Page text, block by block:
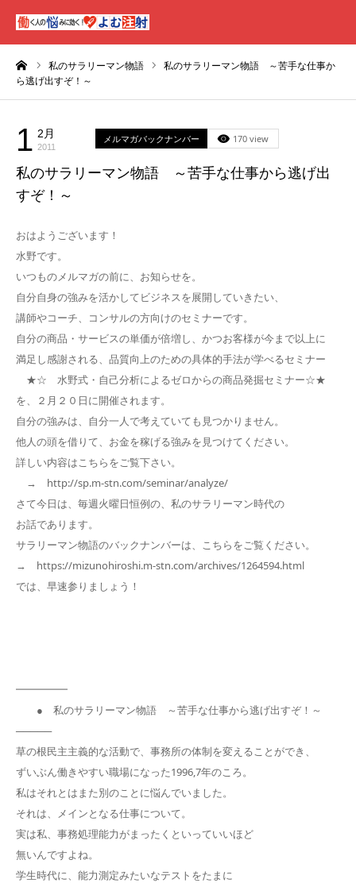
私のサラリーマン物語
私のサラリーマン物語 ～苦手な仕事か
ら逃げ出すぞ！～
1 2月
2011
メルマガバックナンバー 170 view
私のサラリーマン物語 ～苦手な仕事から逃げ出
すぞ！～
おはようございます！
水野です。
いつものメルマガの前に、お知らせを。
自分自身の強みを活かしてビジネスを展開していきたい、
講師やコーチ、コンサルの方向けのセミナーです。
自分の商品・サービスの単価が倍増し、かつお客様が今まで以上に
満足し感謝される、品質向上のための具体的手法が学べるセミナー
★☆ 水野式・自己分析によるゼロからの商品発掘セミナー☆★
を、２月２０日に開催されます。
自分の強みは、自分一人で考えていても見つかりません。
他人の頭を借りて、お金を稼げる強みを見つけてください。
詳しい内容はこちらをご覧下さい。
→ http://sp.m-stn.com/seminar/analyze/
さて今日は、毎週火曜日恒例の、私のサラリーマン時代の
お話であります。
サラリーマン物語のバックナンバーは、こちらをご覧ください。
→ https://mizunohiroshi.m-stn.com/archives/1264594.html
では、早速参りましょう！
━━━━━
● 私のサラリーマン物語 ～苦手な仕事から逃げ出すぞ！～
─────
草の根民主主義的な活動で、事務所の体制を変えることができ、
ずいぶん働きやすい職場になった1996,7年のころ。
私はそれとはまた別のことに悩んでいました。
それは、メインとなる仕事について。
実は私、事務処理能力がまったくといっていいほど
無いんですよね。
学生時代に、能力測定みたいなテストをたまに